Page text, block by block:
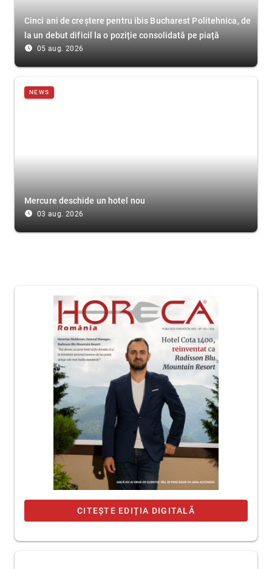
Cinci ani de creștere pentru ibis Bucharest Politehnica, de
la un debut dificil la o poziție consolidată pe piață
access_time_filled 05 aug. 2026
NEWS
Mercure deschide un hotel nou
access_time_filled 03 aug. 2026
CITEȘTE EDIȚIA DIGITALĂ